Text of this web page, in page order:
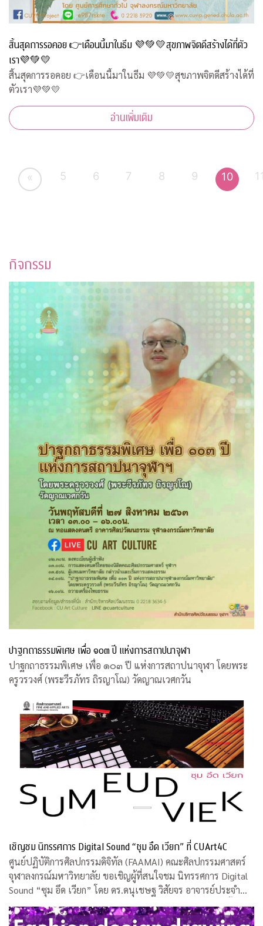
สิ้นสุดการรอคอย 👉เดือนนี้มาในธีม 💜💚💛สุขภาพจิตดีสร้างได้ที่ตัว
เรา💜💚💛
สิ้นสุดการรอคอย 👉เดือนนี้มาในธีม 💜💚💛สุขภาพจิตดีสร้างได้ที่
ตัวเรา💜💚💛
อ่านเพิ่มเติม
« 5 6 7 8 9 10
กิจกรรม
ปาฐกถาธรรมพิเศษ เพื่อ ๑๐๓ ปี แห่งการสถาปนาจุฬา
ปาฐกถาธรรมพิเศษ เพื่อ ๑๐๓ ปี แห่งการสถาปนาจุฬา โดยพระ
ครูวรวงศ์ (พระวีรภัทร ถิรญาโณ) วัดญาณเวศกวัน
เชิญชม นิทรรศการ Digital Sound “ซุม อึด เวียก” ที่ CUArt4C
ศูนย์ปฏิบัติการศิลปกรรมดิจิทัล (FAAMAI) คณะศิลปกรรมศาสตร์
จุฬาลงกรณ์มหาวิทยาลัย ขอเชิญผู้ที่สนใจชม นิทรรศการ Digital
Sound “ซุม อึด เวียก” โดย ดร.ดนุเชษฐ วิสัยจร อาจารย์ประจำ
คณะศิลปกรรมศาสตร์ จุฬาฯ และคุณวรงค์ บุญอารีย์ ศิลปินพื้น
บ้าน ระหว่างวันที่ 12 -16